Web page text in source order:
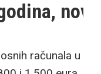
novi
računala u